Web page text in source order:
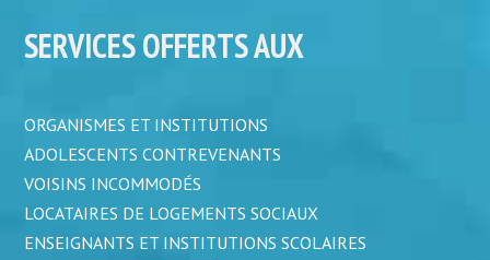
SERVICES OFFERTS AUX
ORGANISMES ET INSTITUTIONS
ADOLESCENTS CONTREVENANTS
VOISINS INCOMMODÉS
LOCATAIRES DE LOGEMENTS SOCIAUX
ENSEIGNANTS ET INSTITUTIONS SCOLAIRES